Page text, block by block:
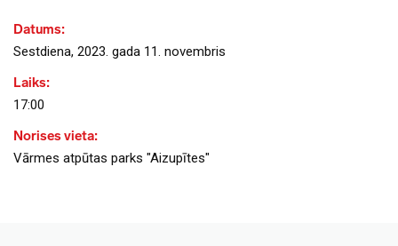
Datums:
Sestdiena, 2023. gada 11. novembris
Laiks:
17:00
Norises vieta:
Vārmes atpūtas parks "Aizupītes"